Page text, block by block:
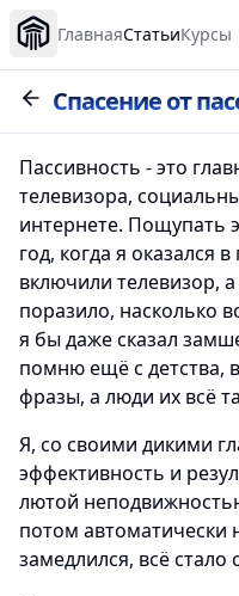
ГлавнаяСтатьиКурсы
Спасение от
Пассивность - это
телевизора,
интернете. Пощупать
год, когда я оказался
включили телевизор,
поразило, насколько
я бы даже сказал
помню ещё с детства,
фразы, а люди их всё
Я, со своими дикими
эффективность и
лютой
потом автоматически
замедлился, всё стало